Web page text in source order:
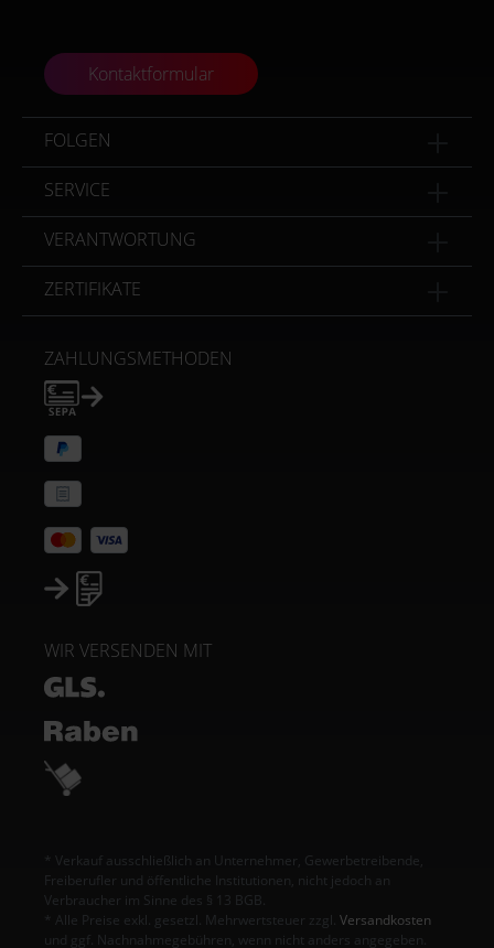
Kontaktformular
FOLGEN
SERVICE
VERANTWORTUNG
ZERTIFIKATE
ZAHLUNGSMETHODEN
WIR VERSENDEN MIT
* Verkauf ausschließlich an Unternehmer, Gewerbetreibende,
Freiberufler und öffentliche Institutionen, nicht jedoch an
Verbraucher im Sinne des § 13 BGB.
* Alle Preise exkl. gesetzl. Mehrwertsteuer zzgl. Versandkosten
und ggf. Nachnahmegebühren, wenn nicht anders angegeben.